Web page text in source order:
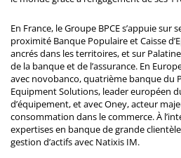
En France, le Groupe BPCE s’appuie sur
proximité Banque Populaire et Caisse
ancrés dans les territoires, et sur
de la banque et de l’assurance. En
avec novobanco, quatrième banque du
Equipment Solutions, leader européen
d’équipement, et avec Oney, acteur
consommation dans le commerce. À
expertises en banque de grande
gestion d’actifs avec Natixis IM.